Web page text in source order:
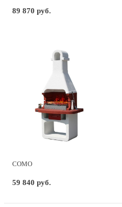
89 870 руб.
COMO
59 840 руб.